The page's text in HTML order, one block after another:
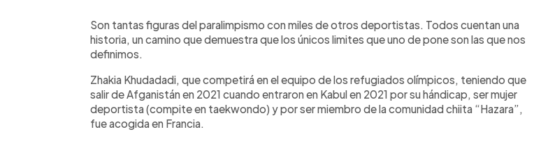
Son tantas figuras del paralimpismo con miles de otros deportistas. Todos cuentan una
historia, un camino que demuestra que los únicos limites que uno de pone son las que nos
definimos.
Zhakia Khudadadi, que competirá en el equipo de los refugiados olímpicos, teniendo que
salir de Afganistán en 2021 cuando entraron en Kabul en 2021 por su hándicap, ser mujer
deportista (compite en taekwondo) y por ser miembro de la comunidad chiita “Hazara”,
fue acogida en Francia.